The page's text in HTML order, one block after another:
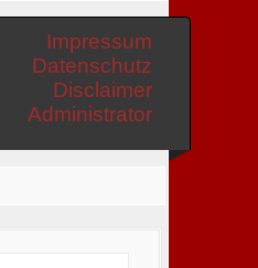
Impressum
Datenschutz
Disclaimer
Administrator